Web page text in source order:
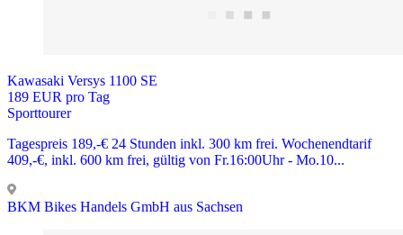
Kawasaki Versys 1100 SE
189 EUR pro Tag
Sporttourer
Tagespreis 189,-€ 24 Stunden inkl. 300 km frei. Wochenendtarif
409,-€, inkl. 600 km frei, gültig von Fr.16:00Uhr - Mo.10...
BKM Bikes Handels GmbH aus Sachsen